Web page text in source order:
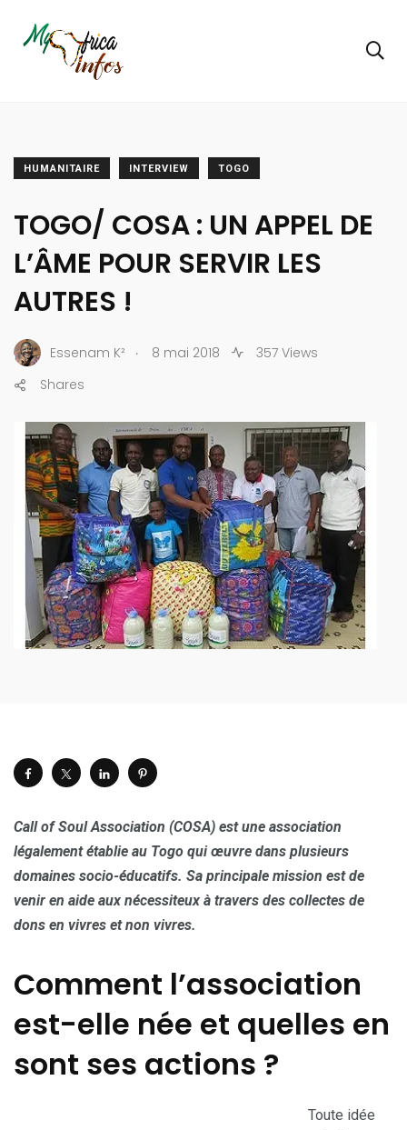
HUMANITAIRE INTERVIEW TOGO
TOGO/ COSA : UN APPEL DE
L’ÂME POUR SERVIR LES
AUTRES !
Essenam K² . 8 mai 2018
357 Views
Shares
Call of Soul Association (COSA) est une association
légalement établie au Togo qui œuvre dans plusieurs
domaines socio-éducatifs. Sa principale mission est de
venir en aide aux nécessiteux à travers des collectes de
dons en vivres et non vivres.
Comment l’association
est-elle née et quelles en
sont ses actions ?
Toute idée